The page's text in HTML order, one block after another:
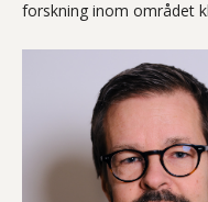
forskning inom området